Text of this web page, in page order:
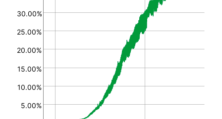
5.00%
10.00%
15.00%
20.00%
25.00%
30.00%